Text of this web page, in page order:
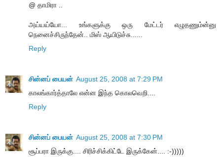
@ தாமிரா ..
அய்யய்யோ... உங்களுக்கு ஒரு மேட்டர் எழுதணும்ன்னு
நெனைச்சிருந்தேன்.. மிஸ் ஆயிடுச்சு......
Reply
சின்னப் பையன் August 25, 2008 at 7:29 PM
காலங்கார்த்தாலே என்ன இந்த கொலவெறி....
Reply
சின்னப் பையன் August 25, 2008 at 7:30 PM
சூப்பரா இருக்கு.... சிரிச்சிக்கிட்டே இருக்கேன்.... :-)))))